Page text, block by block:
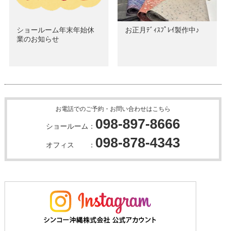
ショールーム年末年始休
業のお知らせ
お正月ﾃﾞｨｽﾌﾟﾚｲ製作中♪
お電話でのご予約・お問い合わせはこちら
ショールーム： 098-897-8666
オフィス ： 098-878-4343